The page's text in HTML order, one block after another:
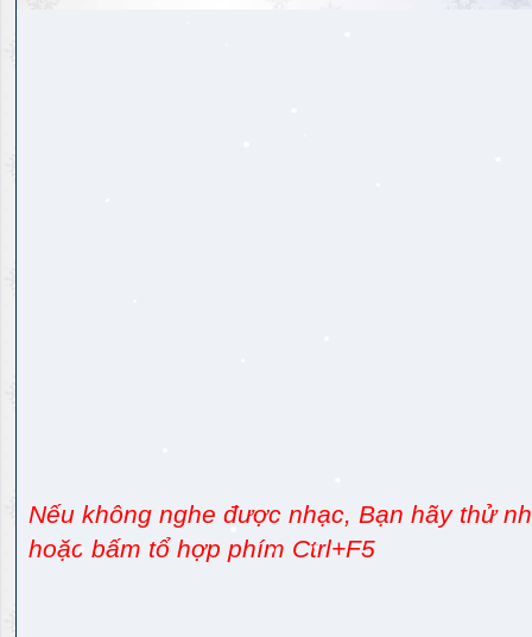
Nếu không nghe được nhạc, Bạn hãy thử
hoặc bấm tổ hợp phím Ctrl+F5